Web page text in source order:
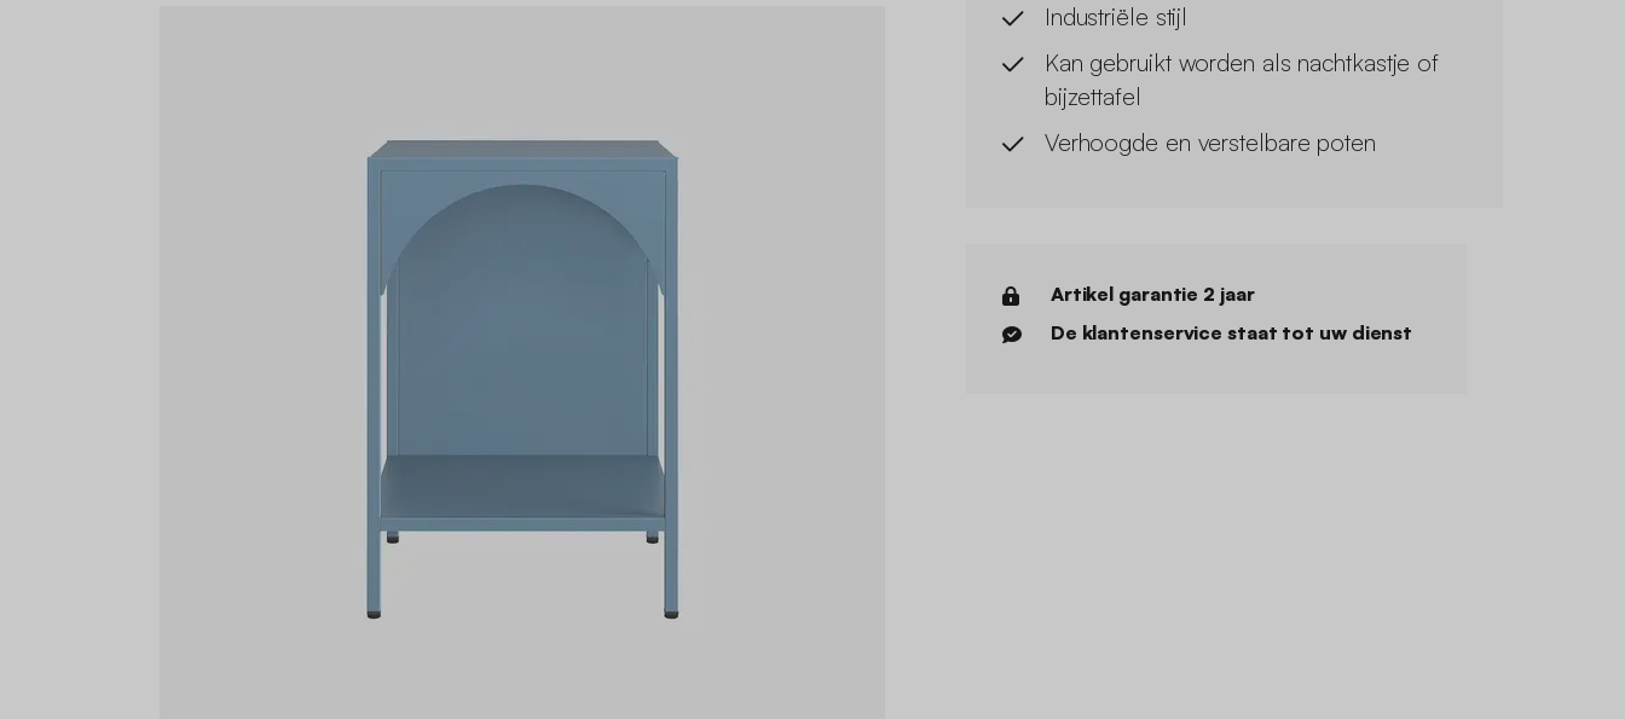
Industriële stijl
Kan gebruikt worden als nachtkastje of
bijzettafel
Verhoogde en verstelbare poten
Artikel garantie 2 jaar
De klantenservice staat tot uw dienst